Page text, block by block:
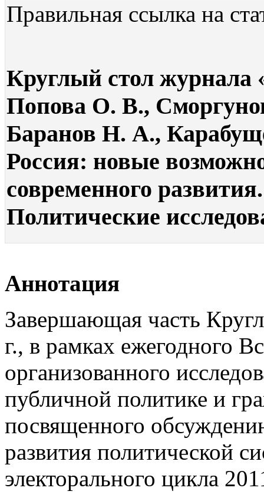
Правильная ссылка на
Круглый стол
Попова О. В.,
Баранов Н. А.,
Россия: новые
современного
Политические
Аннотация
Завершающая часть
г., в рамках ежегодного
организованного
публичной политике и
посвященного
развития политической
электорального цикла